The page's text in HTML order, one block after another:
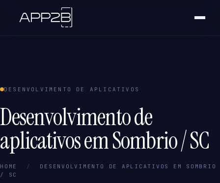
DESENVOLVIMENTO DE APLICATIVOS
Desenvolvimento de
aplicativos em Sombrio / SC
HOME /
DESENVOLVIMENTO DE APLICATIVOS EM SOMBRIO
/ SC